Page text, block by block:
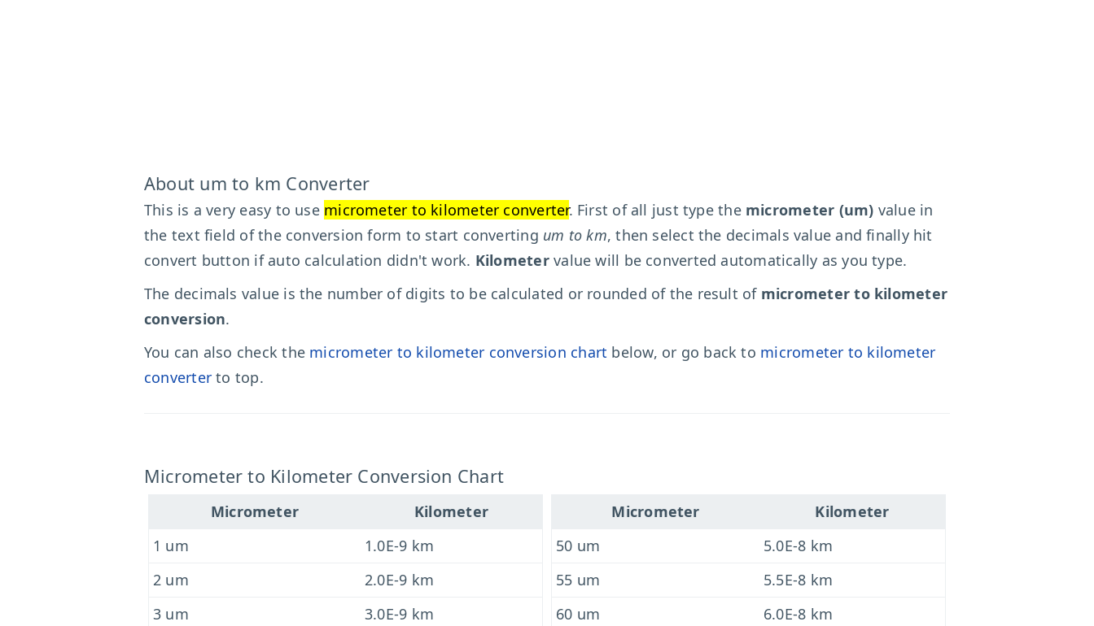
About um to km Converter
This is a very easy to use micrometer to kilometer converter. First of all just type the micrometer (um) value in
the text field of the conversion form to start converting um to km, then select the decimals value and finally hit
convert button if auto calculation didn't work. Kilometervalue will be converted automatically as you type.
The decimals value is the number of digits to be calculated or rounded of the result of micrometer to kilometer
conversion.
You can also check the micrometer to kilometer conversion chart below, or go back to micrometer to kilometer
converter to top.
Micrometer to Kilometer Conversion Chart
Micrometer
Kilometer
1 um
1.0E-9 km
2 um
2.0E-9 km
3 um
3.0E-9 km
Micrometer
Kilometer
50 um
5.0E-8 km
55 um
5.5E-8 km
60 um
6.0E-8 km